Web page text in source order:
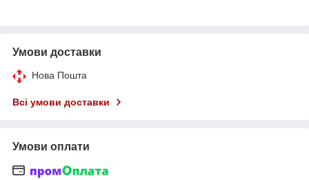
Умови доставки
Нова Пошта
Всі умови доставки
Умови оплати